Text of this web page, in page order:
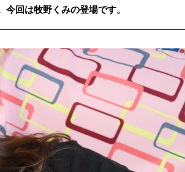
#ヒップホップ #男性シンガーグループ
回は牧野くみの登場です。